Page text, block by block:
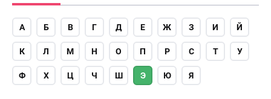
А Б В Г Д Е Ж З И Й
К Л М Н О П Р С Т У
Ф Х Ц Ч Ш Э Ю Я